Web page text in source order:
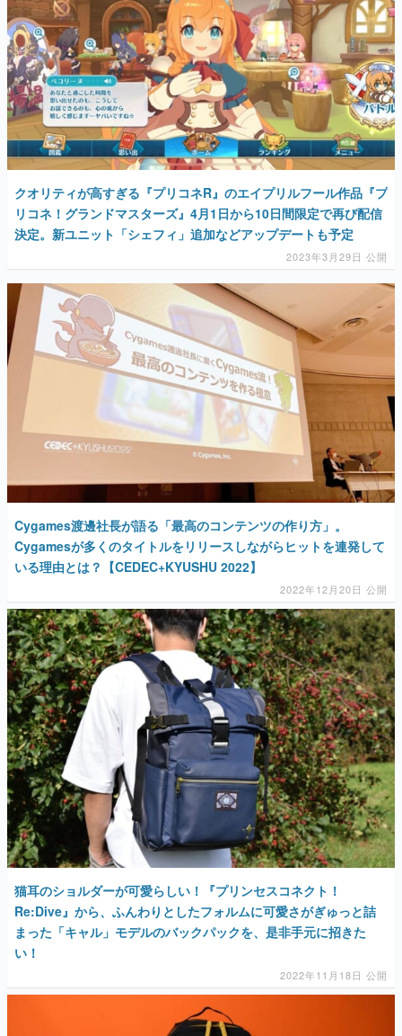
クオリティが高すぎる『プリコネR』のエイプリルフール作品『プ
リコネ！グランドマスターズ』4月1日から10日間限定で再び配信
決定。新ユニット「シェフィ」追加などアップデートも予定
2023年3月29日 公開
Cygames渡邊社長が語る「最高のコンテンツの作り方」。
Cygamesが多くのタイトルをリリースしながらヒットを連発して
いる理由とは？【CEDEC+KYUSHU 2022】
2022年12月20日 公開
猫耳のショルダーが可愛らしい！『プリンセスコネクト！
Re:Dive』から、ふんわりとしたフォルムに可愛さがぎゅっと詰
まった「キャル」モデルのバックパックを、是非手元に招きた
い！
2022年11月18日 公開